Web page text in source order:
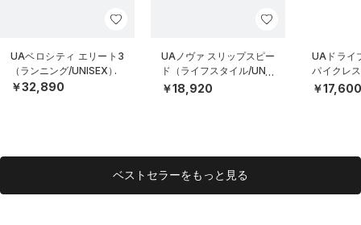
UAベロシティ エリート3
（ランニング/UNISEX）
￥32,890
UAノヴァ スリップスピー
ド（ライフスタイル/UNIS
EX）
￥18,920
UAドライ
パイクレ
MEN）
￥
ベストセラーをもっと見る